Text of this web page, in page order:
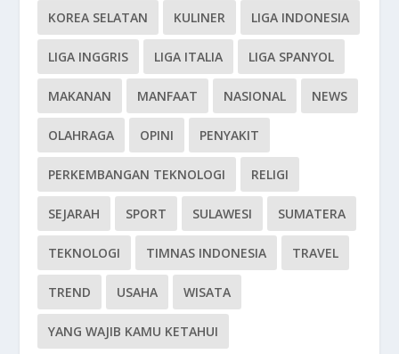
KOREA SELATAN KULINER LIGA INDONESIA
LIGA INGGRIS LIGA ITALIA LIGA SPANYOL
MAKANAN MANFAAT NASIONAL NEWS
OLAHRAGA OPINI PENYAKIT
PERKEMBANGAN TEKNOLOGI RELIGI
SEJARAH SPORT SULAWESI SUMATERA
TEKNOLOGI TIMNAS INDONESIA TRAVEL
TREND USAHA WISATA
YANG WAJIB KAMU KETAHUI